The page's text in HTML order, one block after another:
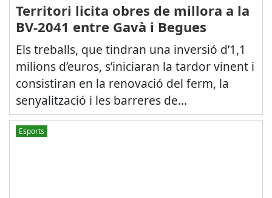
Territori licita obres de millora a la
BV-2041 entre Gavà i Begues
Els treballs, que tindran una inversió d’1,1
milions d’euros, s’iniciaran la tardor vinent i
consistiran en la renovació del ferm, la
senyalització i les barreres de...
Esports